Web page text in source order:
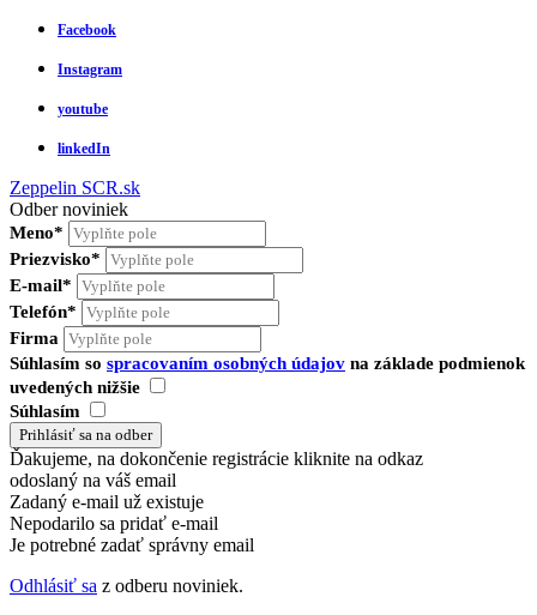
Facebook
Instagram
youtube
linkedIn
Zeppelin SCR.sk
Odber noviniek
Meno*
Priezvisko*
E-mail*
Telefón*
Firma
Súhlasím so spracovaním osobných údajov na základe podmienok
uvedených nižšie
Súhlasím
Ďakujeme, na dokončenie registrácie kliknite na odkaz
odoslaný na váš email
Zadaný e-mail už existuje
Nepodarilo sa pridať e-mail
Je potrebné zadať správny email
Odhlásiť sa z odberu noviniek.